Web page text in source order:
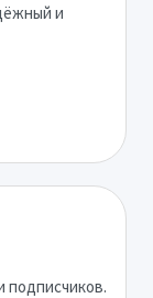
и
подписчиков.